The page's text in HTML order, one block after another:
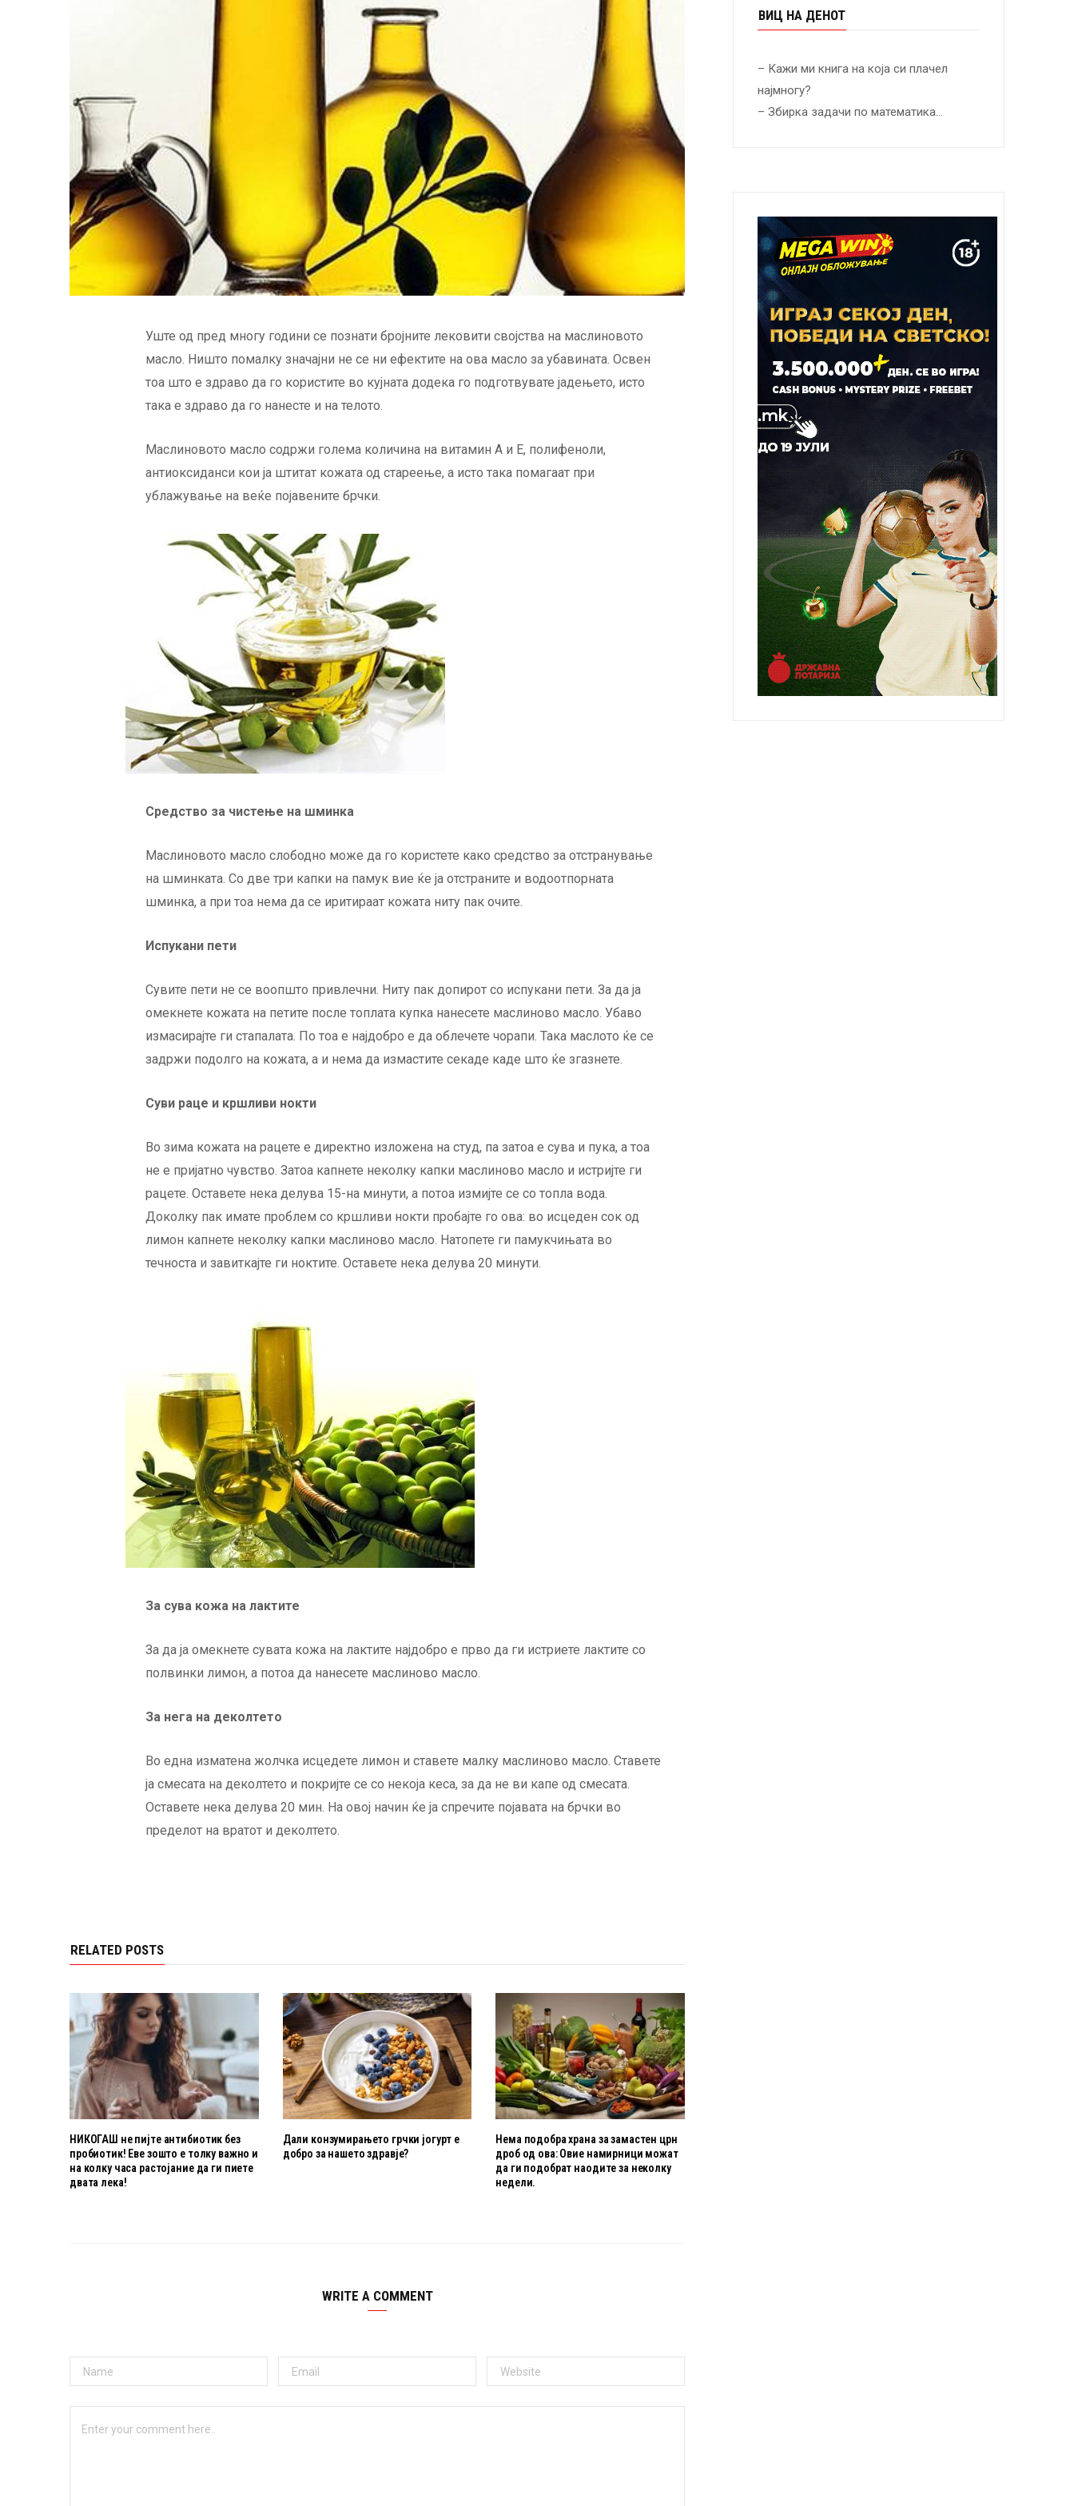
Уште од пред многу години се познати бројните лековити својства на маслиновото
масло. Ништо помалку значајни не се ни ефектите на ова масло за убавината. Освен
тоа што е здраво да го користите во кујната додека го подготвувате јадењето, исто
така е здраво да го нанесте и на телото.
Маслиновото масло содржи голема количина на витамин А и Е, полифеноли,
антиоксиданси кои ја штитат кожата од стареење, а исто така помагаат при
ублажување на веќе појавените брчки.
Средство за чистење на шминка
Маслиновото масло слободно може да го користете како средство за отстранување
на шминката. Со две три капки на памук вие ќе ја отстраните и водоотпорната
шминка, а при тоа нема да се иритираат кожата ниту пак очите.
Испукани пети
Сувите пети не се воопшто привлечни. Ниту пак допирот со испукани пети. За да ја
омекнете кожата на петите после топлата купка нанесете маслиново масло. Убаво
измасирајте ги стапалата. По тоа е најдобро е да облечете чорапи. Така маслото ќе се
задржи подолго на кожата, а и нема да измастите секаде каде што ќе згазнете.
Суви раце и кршливи нокти
Во зима кожата на рацете е директно изложена на студ, па затоа е сува и пука, а тоа
не е пријатно чувство. Затоа капнете неколку капки маслиново масло и истријте ги
рацете. Оставете нека делува 15-на минути, а потоа измијте се со топла вода.
Доколку пак имате проблем со кршливи нокти пробајте го ова: во исцеден сок од
лимон капнете неколку капки маслиново масло. Натопете ги памукчињата во
течноста и завиткајте ги ноктите. Оставете нека делува 20 минути.
За сува кожа на лактите
За да ја омекнете сувата кожа на лактите најдобро е прво да ги истриете лактите со
полвинки лимон, а потоа да нанесете маслиново масло.
За нега на деколтето
Во една изматена жолчка исцедете лимон и ставете малку маслиново масло. Ставете
ја смесата на деколтето и покријте се со некоја кеса, за да не ви капе од смесата.
Оставете нека делува 20 мин. На овој начин ќе ја спречите појавата на брчки во
пределот на вратот и деколтето.
RELATED POSTS
НИКОГАШ не пијте антибиотик без
пробиотик! Еве зошто е толку важно и
на колку часа растојание да ги пиете
двата лека!
Дали конзумирањето грчки јогурт е
добро за нашето здравје?
Нема подобра храна за замастен црн
дроб од ова: Овие намирници можат
да ги подобрат наодите за неколку
недели.
WRITE A COMMENT
ВИЦ НА ДЕНОТ
– Кажи ми книга на која си плачел
најмногу?
– Збирка задачи по математика…